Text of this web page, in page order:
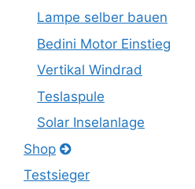
Lampe selber bauen
Bedini Motor Einstieg
Vertikal Windrad
Teslaspule
Solar Inselanlage
Shop
Testsieger